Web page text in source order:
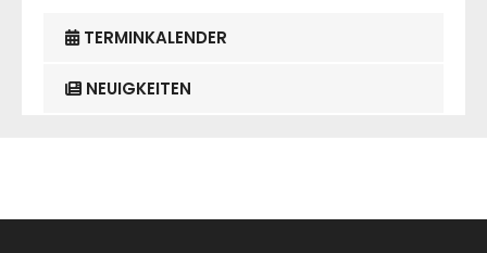
TERMINKALENDER
NEUIGKEITEN